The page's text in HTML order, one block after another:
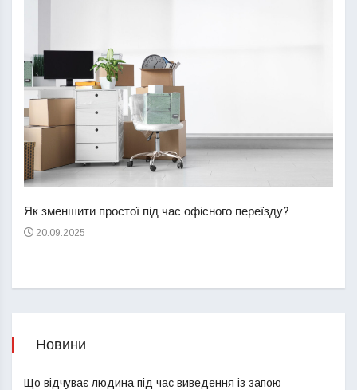
Як зменшити простої під час офісного переїзду?
20.09.2025
Новини
Що відчуває людина під час виведення із запою